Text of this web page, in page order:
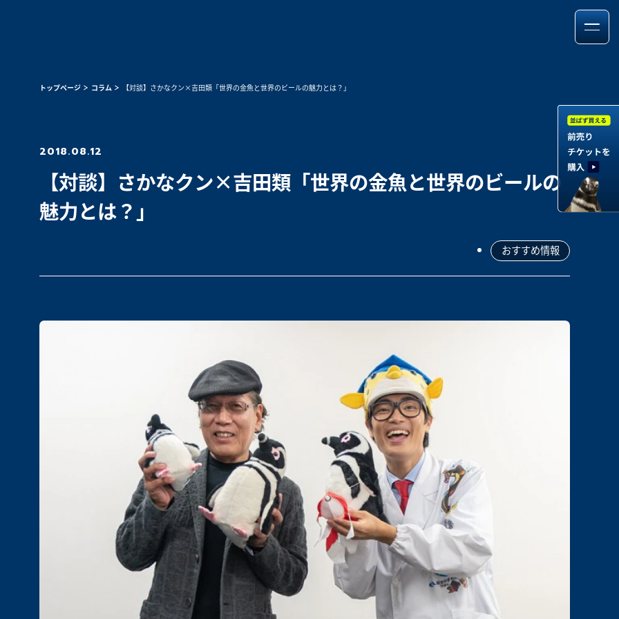
トップページ コラム 【対談】さかなクン×吉田類「世界の金魚と世界のビールの魅力とは？」
2018.08.12
【対談】さかなクン×吉田類「世界の金魚と世界のビールの
魅力とは？」
おすすめ情報